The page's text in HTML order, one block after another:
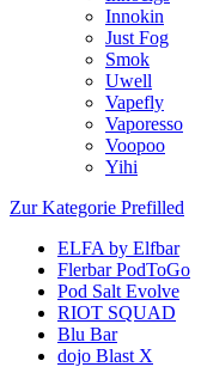
Innokin
Just Fog
Smok
Uwell
Vapefly
Vaporesso
Voopoo
Yihi
Zur Kategorie Prefilled
ELFA by Elfbar
Flerbar PodToGo
Pod Salt Evolve
RIOT SQUAD
Blu Bar
dojo Blast X